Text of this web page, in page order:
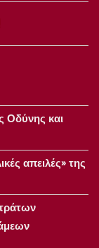
Οδύνης και
απειλές» της